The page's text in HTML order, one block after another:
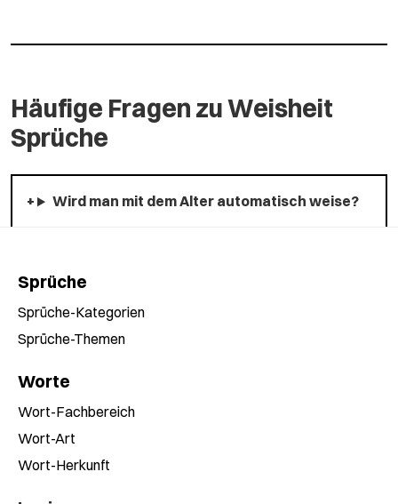
Häufige Fragen zu Weisheit
Sprüche
Wird man mit dem Alter automatisch weise?
Sprüche
Sprüche-Kategorien
Sprüche-Themen
Worte
Wort-Fachbereich
Wort-Art
Wort-Herkunft